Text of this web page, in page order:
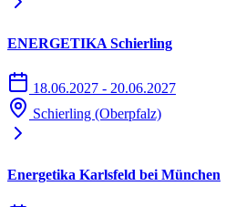
ENERGETIKA Schierling
18.06.2027 - 20.06.2027
Schierling (Oberpfalz)
Energetika Karlsfeld bei München